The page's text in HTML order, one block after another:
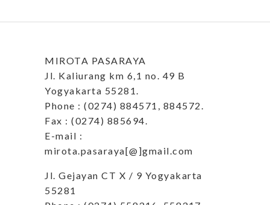
MIROTA PASARAYA
Jl. Kaliurang km 6,1 no. 49 B
Yogyakarta 55281.
Phone : (0274) 884571, 884572.
Fax : (0274) 885694.
E-mail :
mirota.pasaraya[@]gmail.com
Jl. Gejayan CT X / 9 Yogyakarta
55281